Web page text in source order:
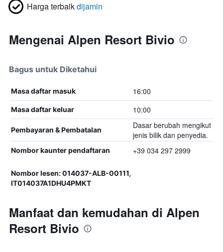
Harga terbaikdijamin
Mengenai Alpen Resort Bivio
Bagus untuk Diketahui
Masa daftar masuk 16:00
Masa daftar keluar 10:00
Pembayaran & Pembatalan
Dasar berubah mengikut
jenis bilik dan penyedia.
Nombor kaunter pendaftaran +39 034 297 2999
Nombor lesen: 014037-ALB-00111,
IT014037A1DHU4PMKT
Manfaat dan kemudahan di Alpen
Resort Bivio